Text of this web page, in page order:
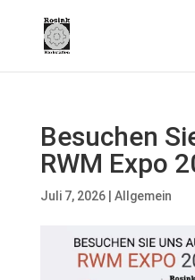
Besuchen
RWM Expo
Juli 7, 2026| Allgemein